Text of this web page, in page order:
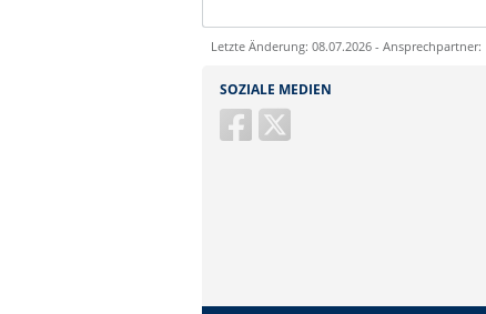
Letzte Änderung: 08.07.2026 - Ansprechpartner:
Ihre E-Mailadresse:
SOZIALE MEDIEN